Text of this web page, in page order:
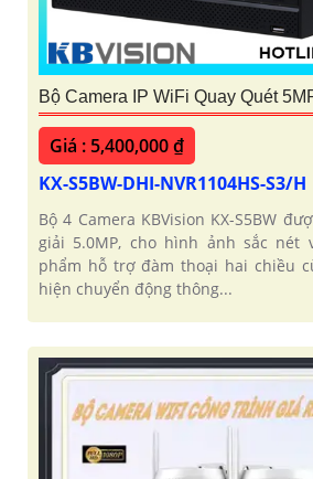
Bộ Camera IP WiFi Quay Quét
Giá : 5,400,000 ₫
KX-S5BW-DHI-NVR1104HS-S3/H
Bộ 4 Camera KBVision KX-S5BW
giải 5.0MP, cho hình ảnh sắc nét
phẩm hỗ trợ đàm thoại hai chiều
hiện chuyển động thông...